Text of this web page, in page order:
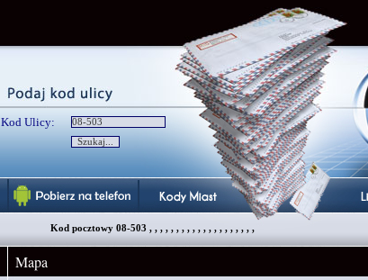
Kod Ulicy:
Kod pocztowy 08-503 , , , , , , , , , , , , , , , , , , , ,
Mapa